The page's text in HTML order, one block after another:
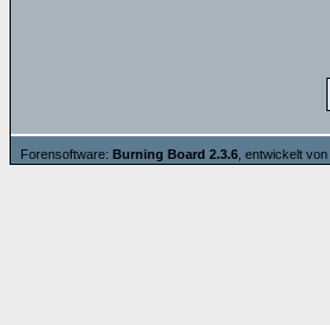
Forensoftware: Burning Board 2.3.6 , entwickelt von